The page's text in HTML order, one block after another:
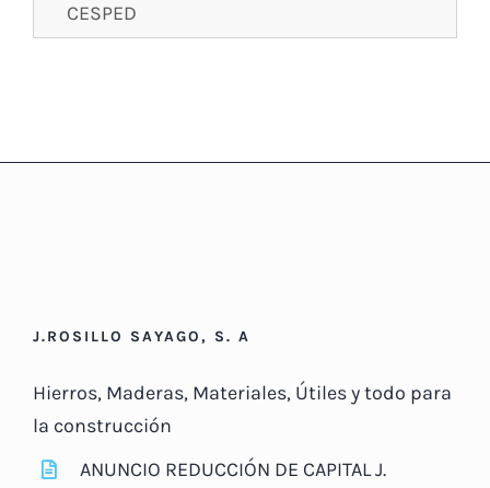
CESPED
J.ROSILLO SAYAGO, S. A
Hierros, Maderas, Materiales, Útiles y todo para
la construcción
ANUNCIO REDUCCIÓN DE CAPITAL J.